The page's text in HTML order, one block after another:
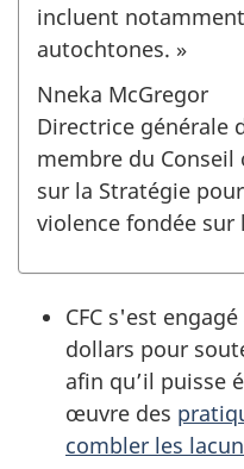
incluent
autochtones. »
Nneka McGregor
Directrice générale
membre du
sur la Stratégie
violence fondée sur
CFC s'est
dollars pour
afin qu’il puisse
œuvre des
combler les